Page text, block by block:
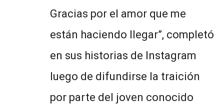
Gracias por el amor que me
están haciendo llegar”, completó
en sus historias de Instagram
luego de difundirse la traición
por parte del joven conocido